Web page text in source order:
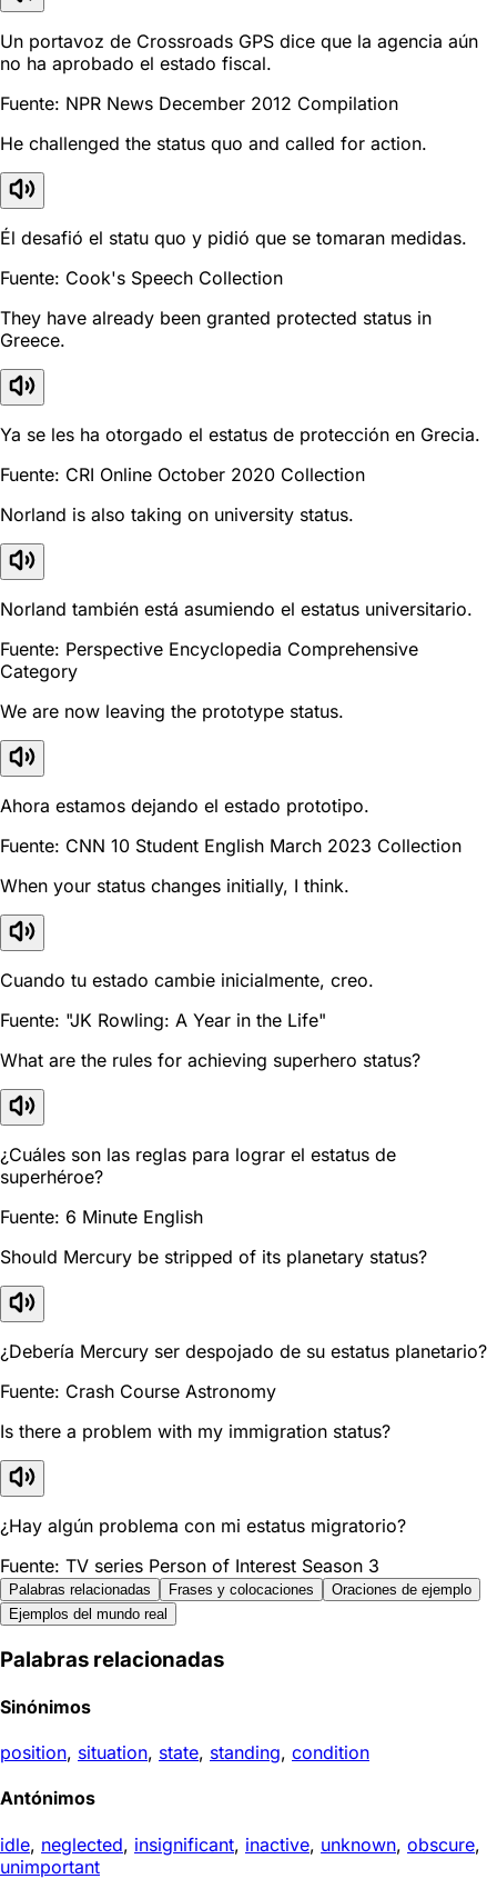
Un portavoz de Crossroads GPS dice que la agencia aún
no ha aprobado el estado fiscal.
Fuente: NPR News December 2012 Compilation
He challenged the status quo and called for action.
Él desafió el statu quo y pidió que se tomaran medidas.
Fuente: Cook's Speech Collection
They have already been granted protected status in
Greece.
Ya se les ha otorgado el estatus de protección en Grecia.
Fuente: CRI Online October 2020 Collection
Norland is also taking on university status.
Norland también está asumiendo el estatus universitario.
Fuente: Perspective Encyclopedia Comprehensive
Category
We are now leaving the prototype status.
Ahora estamos dejando el estado prototipo.
Fuente: CNN 10 Student English March 2023 Collection
When your status changes initially, I think.
Cuando tu estado cambie inicialmente, creo.
Fuente: "JK Rowling: A Year in the Life"
What are the rules for achieving superhero status?
¿Cuáles son las reglas para lograr el estatus de
superhéroe?
Fuente: 6 Minute English
Should Mercury be stripped of its planetary status?
¿Debería Mercury ser despojado de su estatus planetario?
Fuente: Crash Course Astronomy
Is there a problem with my immigration status?
¿Hay algún problema con mi estatus migratorio?
Fuente: TV series Person of Interest Season 3
Palabras relacionadas Frases y colocaciones
Oraciones de ejemplo
Ejemplos del mundo real
Palabras relacionadas
Sinónimos
position, situation, state, standing, condition
Antónimos
idle, neglected, insignificant, inactive, unknown, obscure,
unimportant